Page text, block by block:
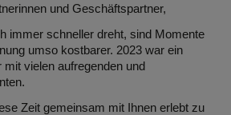
und Geschäftspartner,
immer schneller dreht, sind Momente
umso kostbarer. 2023 war ein
vielen aufregenden und
Zeit gemeinsam mit Ihnen erlebt zu